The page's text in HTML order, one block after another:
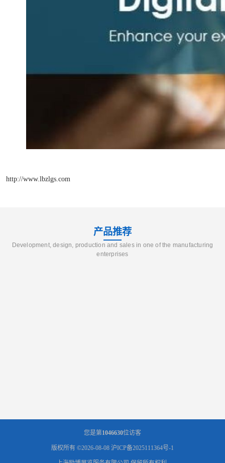
http://www.lbzlgs.com
产品推荐
Development, design, production and sales in one of the manufacturing
enterprises
您是第1046630位访客
版权所有 ©2026-08-08 沪ICP备2025111364号-1